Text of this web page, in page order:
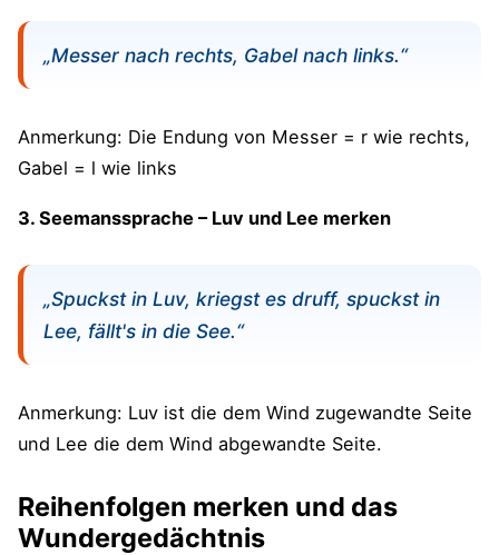
„Messer nach rechts, Gabel nach links.“
Anmerkung: Die Endung von Messer = r wie rechts,
Gabel = l wie links
3. Seemanssprache – Luv und Lee merken
„Spuckst in Luv, kriegst es druff, spuckst in
Lee, fällt's in die See.“
Anmerkung: Luv ist die dem Wind zugewandte Seite
und Lee die dem Wind abgewandte Seite.
Reihenfolgen merken und das
Wundergedächtnis